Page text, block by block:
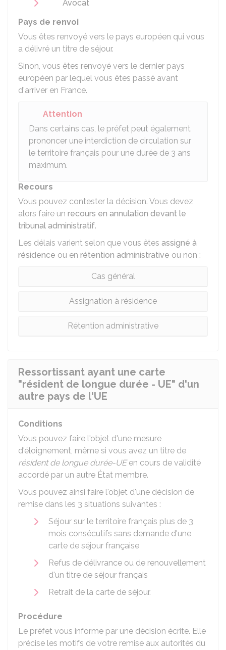
Avocat
Pays de renvoi
Vous êtes renvoyé vers le pays européen qui vous
a délivré un titre de séjour.
Sinon, vous êtes renvoyé vers le dernier pays
européen par lequel vous êtes passé avant
d'arriver en France.
Attention
Dans certains cas, le préfet peut également
prononcer une interdiction de circulation sur
le territoire français pour une durée de 3 ans
maximum.
Recours
Vous pouvez contester la décision. Vous devez
alors faire un recours en annulation devant le
tribunal administratif.
Les délais varient selon que vous êtes assigné à
résidence ou en rétention administrative ou non :
Cas général
Assignation à résidence
Rétention administrative
Ressortissant ayant une carte
"résident de longue durée - UE" d'un
autre pays de l'UE
Conditions
Vous pouvez faire l'objet d'une mesure
d'éloignement, même si vous avez un titre de
résident de longue durée-UEen cours de validité
accordé par un autre État membre.
Vous pouvez ainsi faire l'objet d'une décision de
remise dans les 3 situations suivantes :
Séjour sur le territoire français plus de 3
mois consécutifs sans demande d'une
carte de séjour française
Refus de délivrance ou de renouvellement
d'un titre de séjour français
Retrait de la carte de séjour.
Procédure
Le préfet vous informe par une décision écrite. Elle
précise les motifs de votre remise aux autorités du